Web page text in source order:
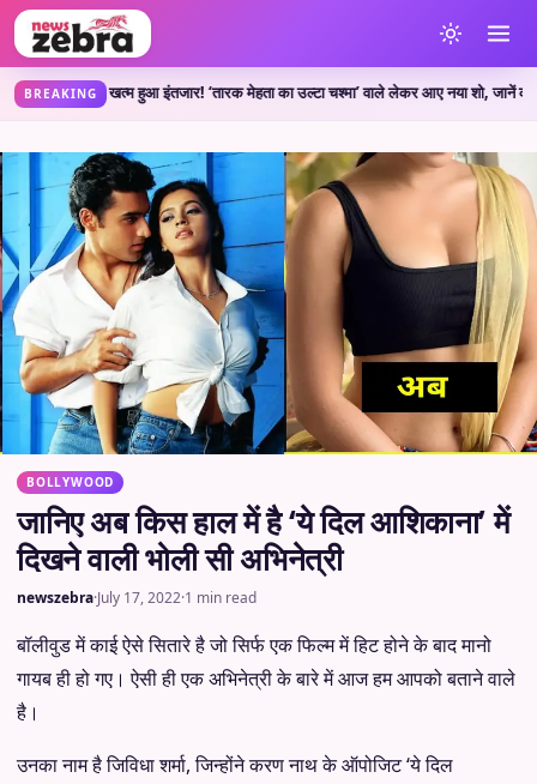
BREAKING
Show: खत्म हुआ इंतजार! ‘तारक मेहता का उल्टा चश्मा’ वाले लेकर आए नया शो, जानें कहां देख
BOLLYWOOD
जानिए अब किस हाल में है ‘ये दिल आशिकाना’ में
दिखने वाली भोली सी अभिनेत्री
newszebra·July 17, 2022·1 min read
बॉलीवुड में काई ऐसे सितारे है जो सिर्फ एक फिल्म में हिट होने के बाद मानो
गायब ही हो गए। ऐसी ही एक अभिनेत्री के बारे में आज हम आपको बताने वाले
है।
उनका नाम है जिविधा शर्मा, जिन्होंने करण नाथ के ऑपोजिट ‘ये दिल